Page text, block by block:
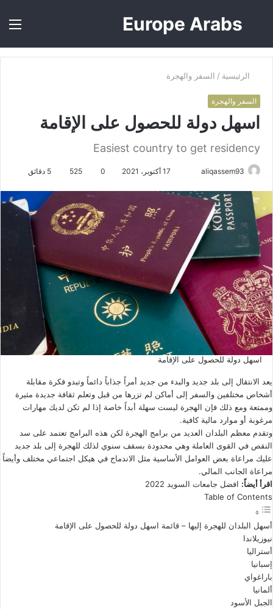
Europe Arabs
بحث
الرئيسية / السفر والهجرة
السفر والهجرة
اسهل دولة للحصول على الإقامة
Easiest country to get residency
aliqassem93
إلكترونيا
17 أكتوبر، 2021 0
525
اسهل دولة للحصول على الإقامة
يعد الانتقال إلى بلد جديد والبدء من جديد أمراً جذاباً دائماً وتبدو فكرة مقابلة
أشخاص مختلفين والسفر إلى أماكن لم تزرها من قبل وتعلم ثقافة جديدة مثيرة
وممتعة ومع ذلك فإن الهجرة ليست سهلة أبداً خاصة إذا لم تكن لديك مهارات
مرغوبة أو موارد مالية كافية.
وتقدم معظم البلدان العديد من برامج الهجرة لكن هذه البرامج تعتمد على سد
النقص في القوى العاملة وهي محدودة بسقف سنوي لذلك للهجرة إلى بلد جديد
عليك مراعاة بعض العوامل الأساسية مثل الاندماج في هيكل اجتماعي مختلف وأيضاً
مراعاة الجانب المالي.
اقرأ أيضاً: افضل جامعات السويد 2022
Table of Contents
أسهل البلدان للهجرة إليها – قائمة اسهل دولة للحصول على الإقامة
نيوزيلاندا
أستراليا
إسبانيا
باراغواي
ألمانيا
الجبل الأسود